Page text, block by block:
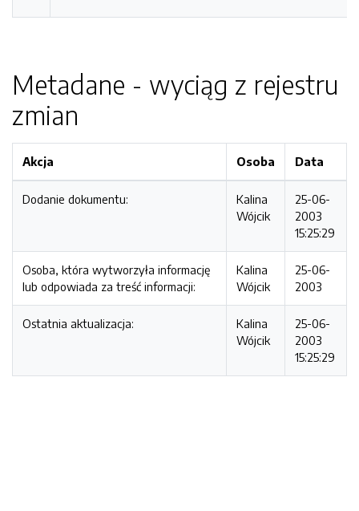
Metadane - wyciąg z rejestru
zmian
Akcja Osoba Data
Dodanie dokumentu:
Kalina
Wójcik
25-06-
2003
15:25:29
Osoba, która wytworzyła informację
lub odpowiada za treść informacji:
Kalina
Wójcik
25-06-
2003
Ostatnia aktualizacja:
Kalina
Wójcik
25-06-
2003
15:25:29